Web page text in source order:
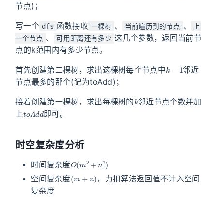
节点)；
写一个 dfs 函数接收 一棵树 、 当前遍历到的节点 、
上
一个节点 、 可用距离还有多少 这几个参数，返回当前节
点的k范围内有多少节点。
首先创建第二棵树，求出这棵树每个节点中
邻近
节点最多的那个(记为toAdd)；
接着创建第一棵树，求出每棵树的 邻近节点个数并加
上
to Add
即可。
时空复杂度分析
时间复杂度
空间复杂度
(m+n )
，力扣算法返回值不计入空间
复杂度